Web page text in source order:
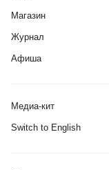
Магазин
Журнал
Афиша
Медиа-кит
Switch to English